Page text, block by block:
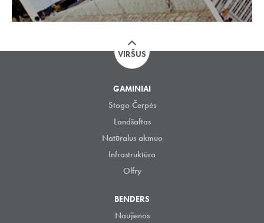
VIRŠUS
GAMINIAI
Stogo Čerpės
Landšaftas
Natūralus akmuo
Infrastruktūra
Olfry
BENDERS
Naujienos